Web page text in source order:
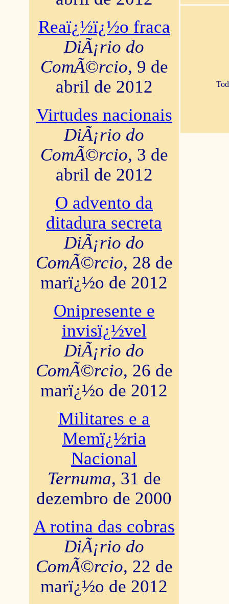
Reaï¿½ï¿½o fraca
DiÃ¡rio do
ComÃ©rcio, 9 de
abril de 2012
Virtudes nacionais
DiÃ¡rio do
ComÃ©rcio, 3 de
abril de 2012
O advento da
ditadura secreta
DiÃ¡rio do
ComÃ©rcio, 28 de
marï¿½o de 2012
Onipresente e
invisï¿½vel
DiÃ¡rio do
ComÃ©rcio, 26 de
marï¿½o de 2012
Militares e a
Memï¿½ria
Nacional
Ternuma, 31 de
dezembro de 2000
A rotina das cobras
DiÃ¡rio do
ComÃ©rcio, 22 de
marï¿½o de 2012